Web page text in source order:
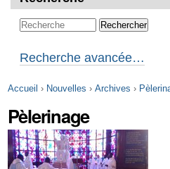
navigation
Recherche avancée…
Accueil › Nouvelles › Archives ›
Pèlerinage